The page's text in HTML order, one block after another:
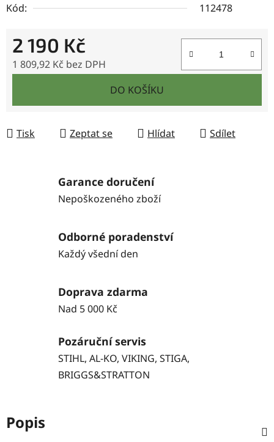
Kód:
112478
2 190 Kč
1 809,92 Kč bez DPH
DO KOŠÍKU
Tisk Zeptat se Hlídat Sdílet
Garance doručení
Nepoškozeného zboží
Odborné poradenství
Každý všední den
Doprava zdarma
Nad 5 000 Kč
Pozáruční servis
STIHL, AL-KO, VIKING, STIGA,
BRIGGS&STRATTON
Popis